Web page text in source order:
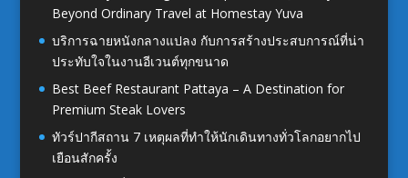
Beyond Ordinary Travel at Homestay Yuva
บริการฉายหนังกลางแปลง กับการสร้างประสบการณ์ที่น่า
ประทับใจในงานอีเวนต์ทุกขนาด
Best Beef Restaurant Pattaya – A Destination for
Premium Steak Lovers
ทัวร์ปากีสถาน 7 เหตุผลที่ทำให้นักเดินทางทั่วโลกอยากไป
เยือนสักครั้ง